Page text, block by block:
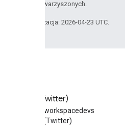
podmiotów stowarzyszonych.
Ostatnia aktualizacja: 2026-04-23 UTC.
X (Twitter)
Obserwuj @workspacedevs
na X (Twitter)